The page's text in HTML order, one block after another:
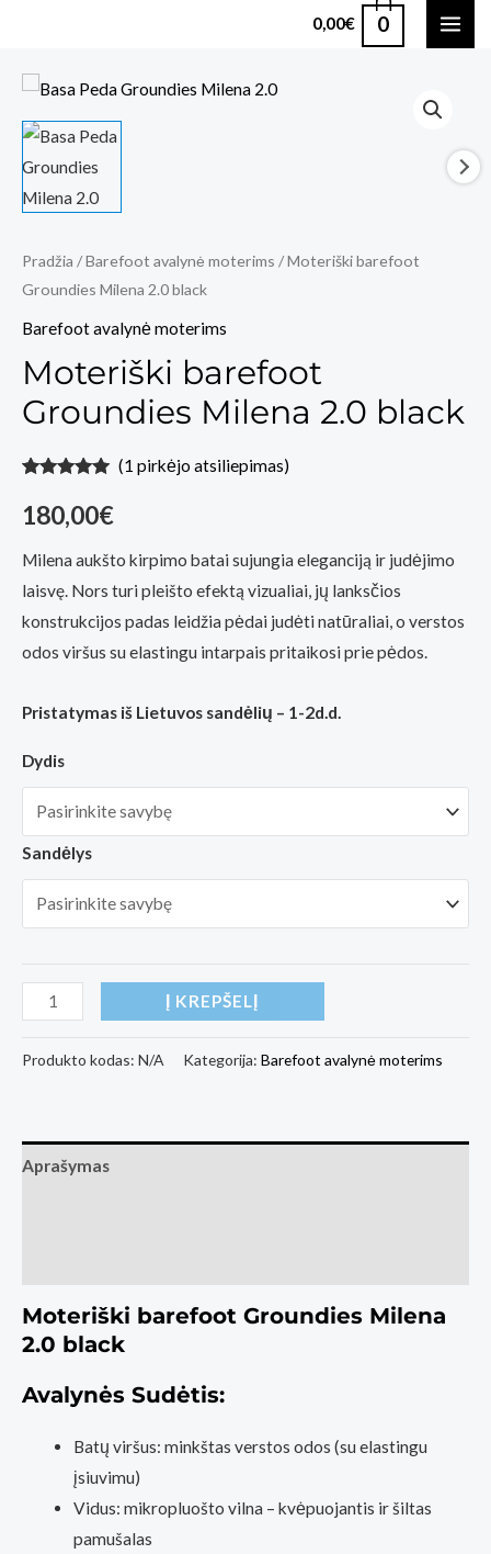
turinio
0,00€ 0
Pradžia /Barefoot avalynė moterims / Moteriški barefoot
Groundies Milena 2.0 black
Barefoot avalynė moterims
Moteriški barefoot
Groundies Milena 2.0 black
5.00iš 5
(viso
(1 pirkėjo atsiliepimas)
180,00€
Milena aukšto kirpimo batai sujungia eleganciją ir judėjimo
laisvę. Nors turi pleišto efektą vizualiai, jų lanksčios
konstrukcijos padas leidžia pėdai judėti natūraliai, o verstos
odos viršus su elastingu intarpais pritaikosi prie pėdos.
Pristatymas iš Lietuvos sandėlių – 1-2d.d.
Dydis
Sandėlys
produkto
Moteriški
Milena
2.0
Į KREPŠELĮ
Produkto kodas: N/A Kategorija: Barefoot avalynė moterims
Aprašymas
Moteriški barefoot Groundies Milena
2.0 black
Avalynės Sudėtis:
Batų viršus: minkštas verstos odos (su elastingu
įsiuvimu)
Vidus: mikropluošto vilna – kvėpuojantis ir šiltas
pamušalas